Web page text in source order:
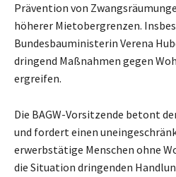
Prävention von
höherer Mietobergrenzen.
Bundesbauministerin Verena
dringend Maßnahmen gegen
ergreifen.
Die BAGW-Vorsitzende betont
und fordert einen
erwerbstätige Menschen ohne
die Situation dringenden